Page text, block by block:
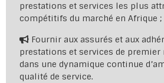
prestations et services les plus
compétitifs du marché en Afrique ;
Fournir aux assurés et aux
prestations et services de premier
dans une dynamique continue
qualité de service.